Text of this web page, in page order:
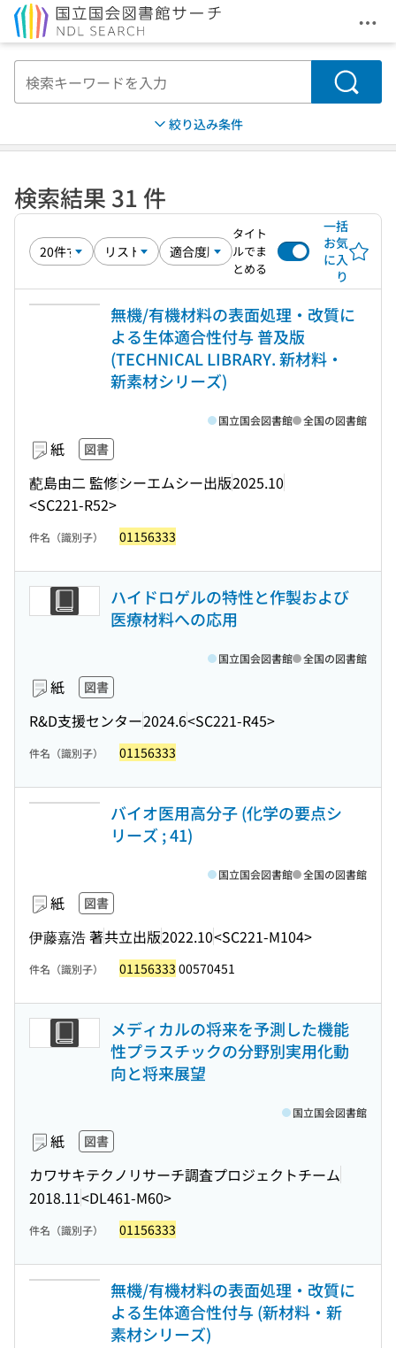
メ
検索
絞り込み条件
検索結果 31 件
タイト
ルでま
とめる
一括
お気
に入
り
無機/有機材料の表面処理・改質に
よる生体適合性付与 普及版
(TECHNICAL LIBRARY. 新材料・
新素材シリーズ)
紙 図書
蓜島由二 監修シーエムシー出版2025.10
<SC221-R52>
国立国会図書館 全国の図書館
件名（識別子） 01156333
ハイドロゲルの特性と作製および
医療材料への応用
紙 図書
R&D支援センター2024.6<SC221-R45>
国立国会図書館 全国の図書館
件名（識別子） 01156333
バイオ医用高分子 (化学の要点シ
リーズ ; 41)
紙 図書
伊藤嘉浩 著共立出版2022.10<SC221-M104>
国立国会図書館 全国の図書館
件名（識別子） 01156333 00570451
メディカルの将来を予測した機能
性プラスチックの分野別実用化動
向と将来展望
紙 図書
カワサキテクノリサーチ調査プロジェクトチーム
2018.11<DL461-M60>
国立国会図書館
件名（識別子） 01156333
無機/有機材料の表面処理・改質に
よる生体適合性付与 (新材料・新
素材シリーズ)